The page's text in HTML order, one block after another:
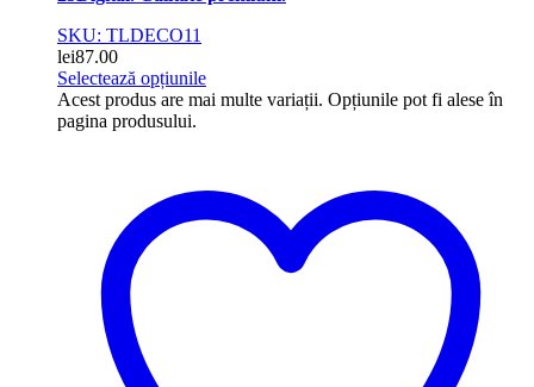
SKU: TLDECO11
lei87.00
Selectează opțiunile
Acest produs are mai multe variații. Opțiunile pot fi alese în
pagina produsului.